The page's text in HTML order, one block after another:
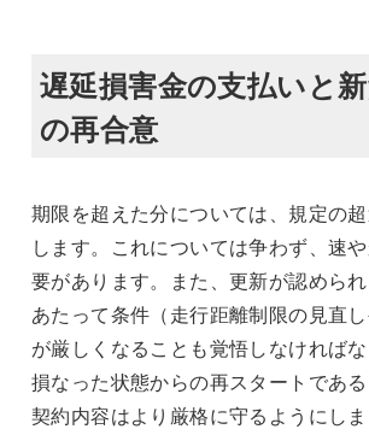
遅延損害金の支払いと
の再合意
期限を超えた分については、規定の
します。これについては争わず、速
要があります。また、更新が認めら
あたって条件（走行距離制限の見直
が厳しくなることも覚悟しなければ
損なった状態からの再スタートであ
契約内容はより厳格に守るようにしま